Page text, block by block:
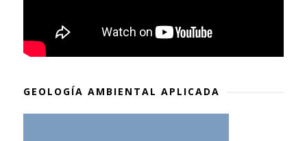
GEOLOGÍA AMBIENTAL APLICADA